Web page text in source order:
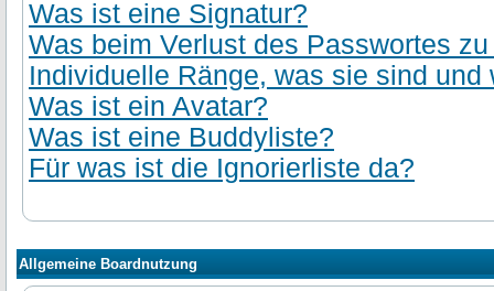
Was ist eine Signatur?
Was beim Verlust des Passwortes
Individuelle Ränge, was sie sind und
Was ist ein Avatar?
Was ist eine Buddyliste?
Für was ist die Ignorierliste da?
Allgemeine Boardnutzung